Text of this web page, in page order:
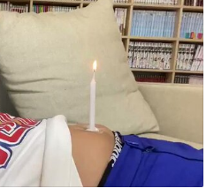
ファンが足を運んでいた。